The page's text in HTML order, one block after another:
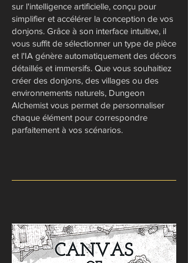
sur l'intelligence artificielle, conçu pour
simplifier et accélérer la conception de vos
donjons. Grâce à son interface intuitive, il
vous suffit de sélectionner un type de pièce
et l'IA génère automatiquement des décors
détaillés et immersifs. Que vous souhaitiez
créer des donjons, des villages ou des
environnements naturels, Dungeon
Alchemist vous permet de personnaliser
chaque élément pour correspondre
parfaitement à vos scénarios.